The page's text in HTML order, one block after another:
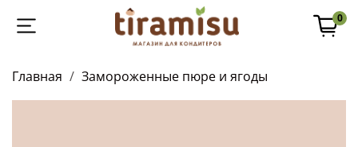
0
Главная Замороженные пюре и ягоды